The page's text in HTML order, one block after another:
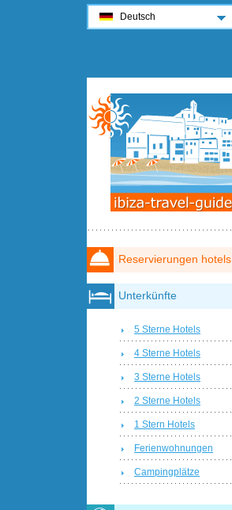
Reservierungen hotels
Unterkünfte
5 Sterne Hotels
4 Sterne Hotels
3 Sterne Hotels
2 Sterne Hotels
1 Stern Hotels
Ferienwohnungen
Campingplätze
Deutsch